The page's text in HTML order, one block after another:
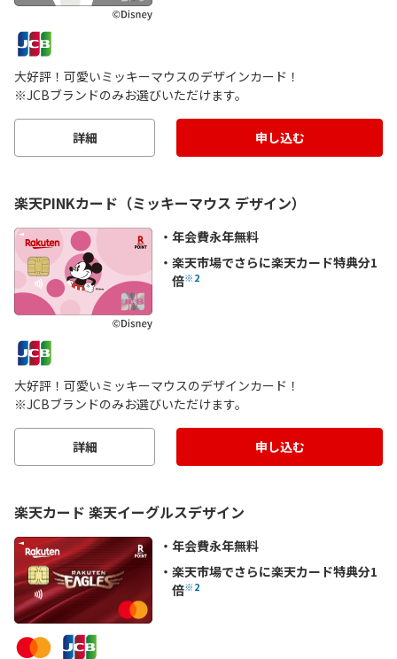
大好評！可愛いミッキーマウスのデザインカード！
※JCBブランドのみお選びいただけます。
詳細 申し込む
楽天PINKカード（ミッキーマウス デザイン）
年会費永年無料
楽天市場でさらに楽天カード特典分1
倍※2
大好評！可愛いミッキーマウスのデザインカード！
※JCBブランドのみお選びいただけます。
詳細 申し込む
楽天カード 楽天イーグルスデザイン
年会費永年無料
楽天市場でさらに楽天カード特典分1
倍※2